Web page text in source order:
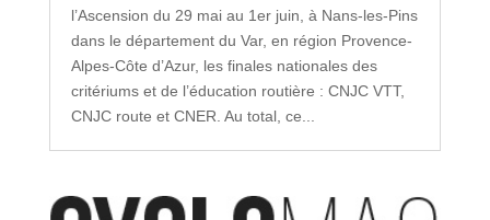
l’Ascension du 29 mai au 1er juin, à Nans-les-Pins
dans le département du Var, en région Provence-
Alpes-Côte d’Azur, les finales nationales des
critériums et de l’éducation routière : CNJC VTT,
CNJC route et CNER. Au total, ce...